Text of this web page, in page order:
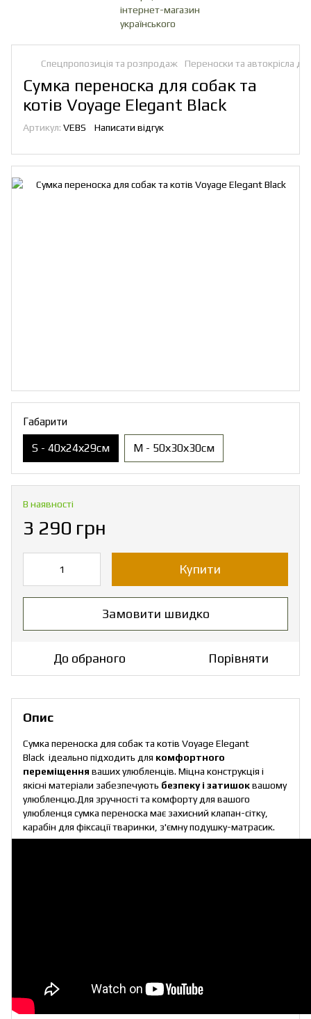
Спецпропозиція та розпродаж Переноски та автокрісла
Сумка переноска для собак та
котів Voyage Elegant Black
Артикул: VEBS Написати відгук
Габарити
S - 40х24х29см M - 50х30х30см
В наявності
3 290 грн
Купити
Замовити швидко
До обраного Порівняти
Опис
Сумка переноска для собак та котів Voyage Elegant
Black ідеально підходить для комфортного
переміщення ваших улюбленців. Міцна конструкція і
якісні матеріали забезпечують безпеку і затишоквашому
улюбленцю.Для зручності та комфорту для вашого
улюбленця сумка переноска має захисний клапан-сітку,
карабін для фіксації тваринки, з'ємну подушку-матрасик.